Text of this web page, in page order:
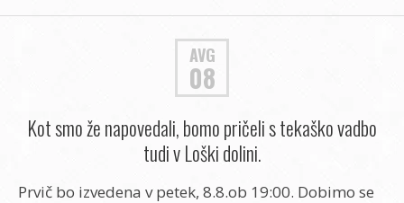
AVG
08
Kot smo že napovedali, bomo pričeli s tekaško vadbo
tudi v Loški dolini.
Prvič bo izvedena v petek, 8.8.ob 19:00. Dobimo se